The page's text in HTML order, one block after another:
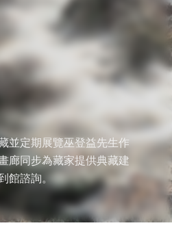
並定期展覽巫登益先生作
廊同步為藏家提供典藏建
館諮詢。